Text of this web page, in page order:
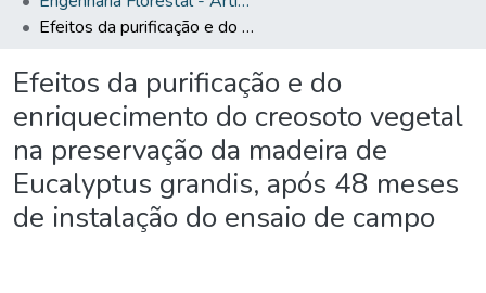
Efeitos da purificação e do enriquecimento do creosoto vegetal na preservação da madeira de Eucalyptus grandis, após 48 meses de instalação do ensaio de campo
Efeitos da purificação e do
enriquecimento do creosoto vegetal
na preservação da madeira de
Eucalyptus grandis, após 48 meses
de instalação do ensaio de campo